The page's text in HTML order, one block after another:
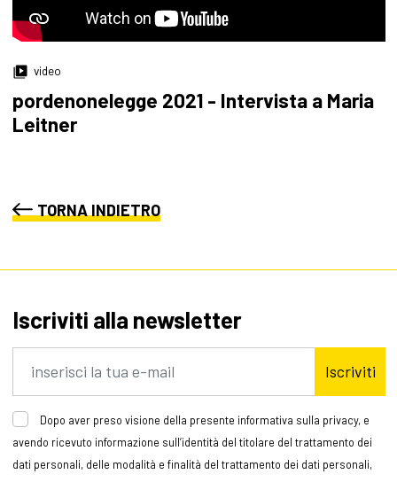
video
pordenonelegge 2021 - Intervista a Maria
Leitner
TORNA INDIETRO
Iscriviti alla newsletter
Iscriviti
Dopo aver preso visione della presente informativa sulla privacy, e
avendo ricevuto informazione sull’identità del titolare del trattamento dei
dati personali, delle modalità e finalità del trattamento dei dati personali,